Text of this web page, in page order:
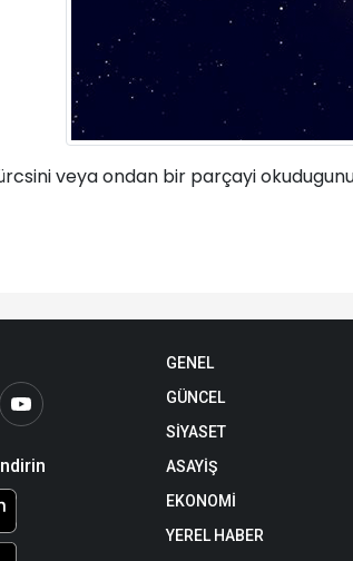
veya ondan bir parçayi
GENEL
GÜNCEL
SİYASET
ASAYİŞ
EKONOMİ
YEREL HABER